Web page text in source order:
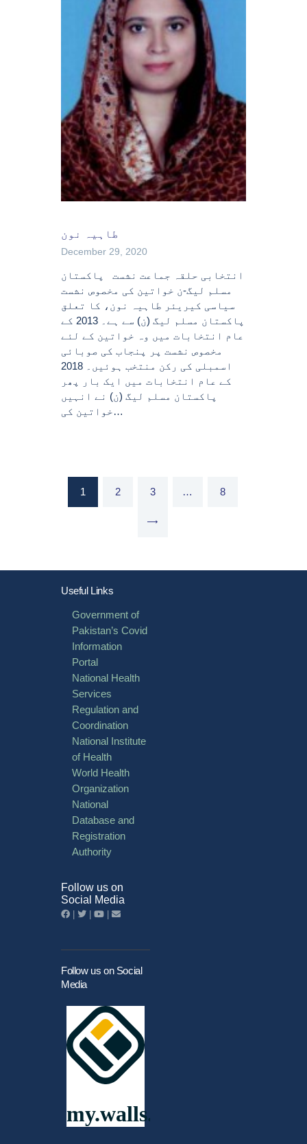
طاہیہ نون
December 29, 2020
انتخابی حلقہ جماعت نشست پاکستان
مسلم لیگ-ن خواتین کی مخصوص نشست
سیاسی کیریئر طاہیہ نون، کا تعلق
پاکستان مسلم لیگ (ن) سے ہے۔ 2013 کے
عام انتخابات میں وہ خواتین کے لئے
مخصوص نشست پر پنجاب کی صوبائی
اسمبلی کی رکن منتخب ہوئیں۔ 2018
کے عام انتخابات میں ایک بار پھر
پاکستان مسلم لیگ (ن) نے انہیں
خواتین کی…
Posts
pagination
PAGE
1 PAGE
2 PAGE
3 … PAGE
8
Useful Links
Government of
Pakistan’s Covid
Information
Portal
National Health
Services
Regulation and
Coordination
National Institute
of Health
World Health
Organization
National
Database and
Registration
Authority
Follow us on
Social Media
Follow us on Social
Media